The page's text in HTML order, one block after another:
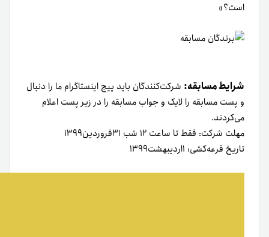
است؟»
شرایط مسابقه: شرکت‌کنندگان باید پیج اینستاگرام ما را دنبال
و پست مسابقه را لایک و جواب مسابقه را در زیر پست اعلام
می‌کردند.
مهلت شرکت: فقط تا ساعت ۱۲ شب ۳۱‌فروردین۱۳۹۹
تاریخ قرعه‌کشی: ۱اردیبهشت۱۳۹۹